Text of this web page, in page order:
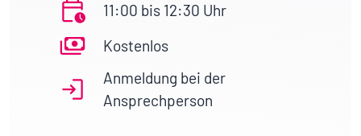
11:00 bis 12:30 Uhr
Kostenlos
Anmeldung bei der
Ansprechperson